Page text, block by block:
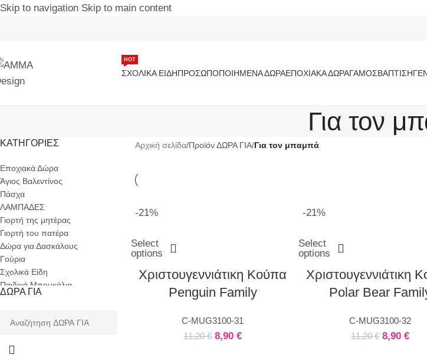
Skip to navigation Skip to main content
ΣΧΟΛΙΚΆ ΕΊΔΗ
ΗΟΤ
ΠΡΟΣΩΠΟΠΟΙΗΜΈΝΑ ΔΏΡΑΕΠΟΧΙΑΚΆ ΔΏΡΑΓΆΜΟΣΒΆΠΤΙΣΗ
Για τον
ΚΑΤΗΓΟΡΙΕΣ
Εποχιακά Δώρα
Άγιος Βαλεντίνος
Πάσχα
ΛΑΜΠΑΔΕΣ
Γιορτή της μητέρας
Γιορτή του πατέρα
Δώρα για Δασκάλους
Γούρια
Σχολικά Είδη
Παιδικά Μπουκάλια
Χριστούγεννα
Προσκλητήρια Πάρτυ
ΔΩΡΑ ΓΙΑ
Αρχική σελίδα/Προϊόν ΔΩΡΑ ΓΙΑ/Για τον μπαμπά
-21%
Select
options
Χριστουγεννιάτικη Κούπα
Penguin Family
C-MUG3100-31
11,20€ 8,90€
-21%
Select
options
Χριστουγεννιάτικη
Polar Bear
C-MUG3100-32
11,20€ 8,90€